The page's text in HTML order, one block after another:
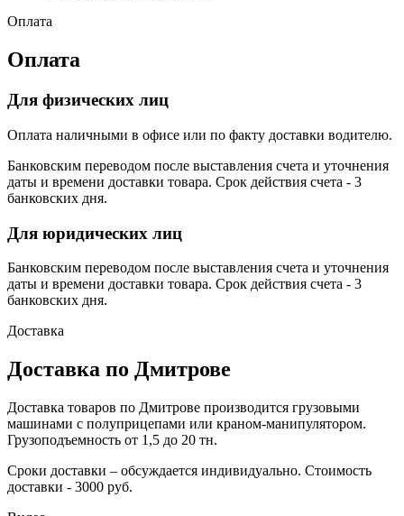
Оплата
Оплата
Для физических лиц
Оплата наличными в офисе или по факту доставки водителю.
Банковским переводом после выставления счета и уточнения
даты и времени доставки товара. Срок действия счета - 3
банковских дня.
Для юридических лиц
Банковским переводом после выставления счета и уточнения
даты и времени доставки товара. Срок действия счета - 3
банковских дня.
Доставка
Доставка по Дмитрове
Доставка товаров по Дмитрове производится грузовыми
машинами с полуприцепами или краном-манипулятором.
Грузоподъемность от 1,5 до 20 тн.
Сроки доставки – обсуждается индивидуально. Стоимость
доставки - 3000 руб.